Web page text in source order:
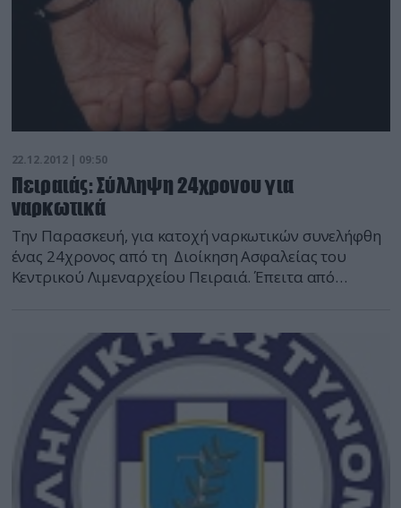
22.12.2012 | 09:50
Πειραιάς: Σύλληψη 24χρονου για
ναρκωτικά
Την Παρασκευή, για κατοχή ναρκωτικών συνελήφθη
ένας 24χρονος από τη Διοίκηση Ασφαλείας του
Κεντρικού Λιμεναρχείου Πειραιά. Έπειτα από
στείλει ασυνόδευτη. Στο εσωτερικό της βρέθηκε
ηρωίνη μικτού συνολικού βάρους 6.0 γραμμαρίων.
Προανάκριση, κατά την αυτόφωρη διαδικασία
διενεργείται από την οικεία Λιμενική Αρχή. […]